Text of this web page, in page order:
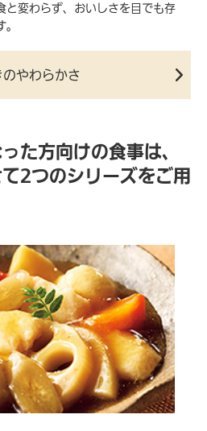
と変わらず、おいしさを目でも存
やわらかさ
た方向けの食事は、
2つのシリーズをご用